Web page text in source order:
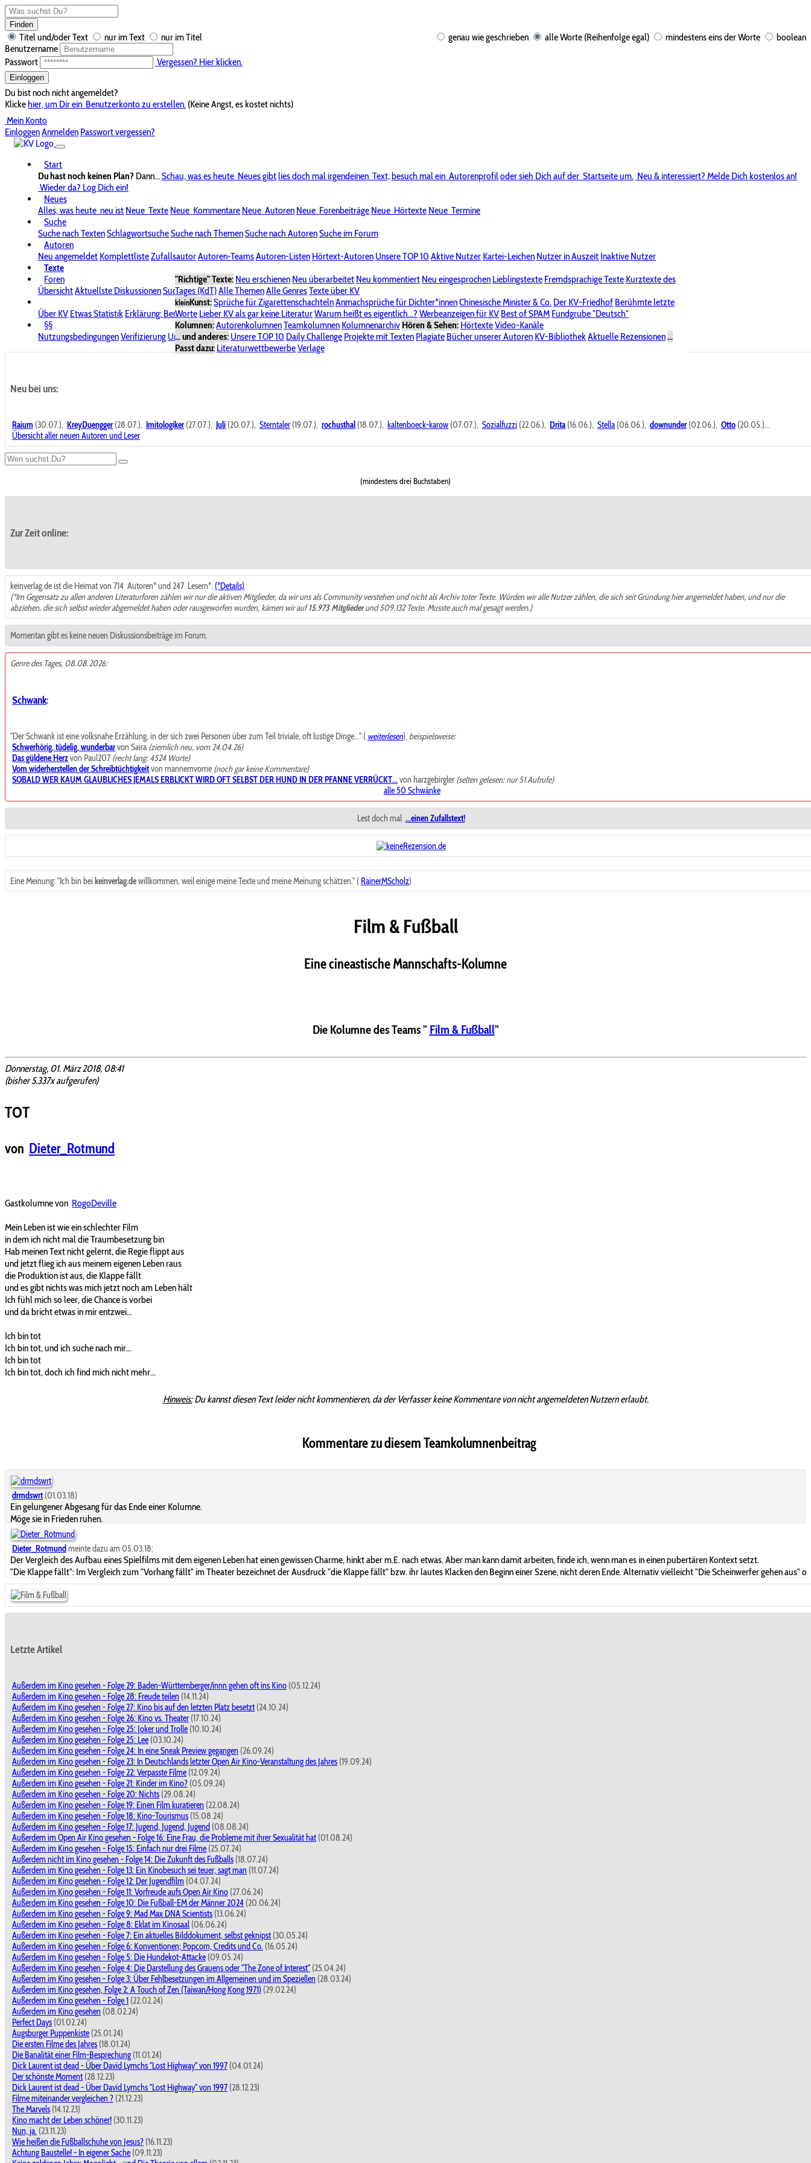
Finden
genau wie geschrieben alle Worte (Reihenfolge egal) mindestens eins der Worte boolean
Titel und/oder Text nur im Text
nur im Titel
Benutzername
Passwort
Vergessen? Hier klicken.
Einloggen
Du bist noch nicht angemeldet?
Klickehier, um Dir ein Benutzerkonto zu erstellen. (Keine Angst, es kostet nichts)
Mein Konto
EinloggenAnmelden Passwort vergessen?
Start
Du hast noch keinen Plan? Dann...Schau, was es heute Neues gibtlies doch mal irgendeinen Text,besuch mal ein Autorenprofiloder sieh Dich auf der Startseite um. Neu & interessiert? Melde Dich kostenlos an!
Wieder da? Log Dich ein!
Neues
Alles, was heute neu ist Neue Texte Neue Kommentare Neue Autoren Neue Forenbeiträge Neue Hörtexte Neue Termine
Suche
Suche nach TextenSchlagwortsucheSuche nach ThemenSuche nach AutorenSuche im Forum
Autoren
Neu angemeldet KomplettlisteZufallsautorAutoren-TeamsAutoren-Listen Hörtext-Autoren Unsere TOP 10 Aktive Nutzer Kartei-Leichen Nutzer in Auszeit Inaktive Nutzer
Texte
"Richtige" Texte: Neu erschienen Neu überarbeitet Neu kommentiert Neu eingesprochen Lieblingstexte Fremdsprachige Texte Kurztexte des
Tages (KdT)Alle ThemenAlle GenresTexte über KV
kleinKunst:Sprüche für ZigarettenschachtelnAnmachsprüche für Dichter*innenChinesische Minister & Co. Der KV-Friedhof Berühmte letzte
Worte Lieber KV als gar keine LiteraturWarum heißt es eigentlich...? Werbeanzeigen für KV Best of SPAM Fundgrube "Deutsch"
Kolumnen:AutorenkolumnenTeamkolumnen Kolumnenarchiv Hören & Sehen: HörtexteVideo-Kanäle
... und anderes: Unsere TOP 10 Daily Challenge Projekte mit Texten Plagiate Bücher unserer Autoren KV-BibliothekAktuelle Rezensionen...
Passt dazu: LiteraturwettbewerbeVerlage
Foren
ÜbersichtAktuellste DiskussionenSuche im ForumBereich "KV-Board"Bereich "Literatur & Schreiberei"
Über KV Etwas Statistik Erklärung: BenutzersymboleSpende für KV Unsere SpenderlisteAlle Wege führen zu KVPasswort vergessen?
§§
NutzungsbedingungenVerifizierung UrheberrechtAvatare & BilderStalkingDatenschutzerklärungImpressum
Neu bei uns:
Raium (30.07.), KreyDuengger(28.07.), Imitologiker(27.07.), Juli (20.07.), Sterntaler (19.07.), rochusthal (18.07.), kaltenboeck-karow (07.07.), Sozialfuzzi (22.06.), Drita (16.06.), Stella (06.06.), downunder(02.06.), Otto (20.05.)...
Übersicht aller neuen Autoren und Leser
(mindestens drei Buchstaben)
Zur Zeit online:
keinverlag.de ist die Heimat von 714 Autoren* und 247 Lesern*. (*Details)
(*Im Gegensatz zu allen anderen Literaturforen zählen wir nur die aktiven Mitglieder, da wir uns als Community verstehen und nicht als Archiv toter Texte. Würden wir alle Nutzer zählen, die sich seit Gründung hier angemeldet haben, und nur die
abziehen, die sich selbst wieder abgemeldet haben oder rausgeworfen wurden, kämen wir auf15.973 Mitgliederund 509.132 Texte. Musste auch mal gesagt werden.)
Momentan gibt es keine neuen Diskussionsbeiträge im Forum.
Genre des Tages, 08.08.2026:
Schwank:
"Der Schwank ist eine volksnahe Erzählung, in der sich zwei Personen über zum Teil triviale, oft lustige Dinge..." ( weiterlesen),beispielsweise:
Schwerhörig, tüdelig, wunderbarvon Saira (ziemlich neu, vom 24.04.26)
Das güldene Herzvon Paul207 (recht lang: 4524 Worte)
Vom widerherstellen der Schreibtüchtigkeitvon mannemvorne (noch gar keine Kommentare)
SOBALD WER KAUM GLAUBLICHES JEMALS ERBLICKT WIRD OFT SELBST DER HUND IN DER PFANNE VERRÜCKT...von harzgebirgler (selten gelesen: nur 51 Aufrufe)
alle 50 Schwänke
Lest doch mal ...einen Zufallstext!
Eine Meinung: "Ich bin bei keinverlag.dewillkommen, weil einige meine Texte und meine Meinung schätzen." ( RainerMScholz)
Film & Fußball
Eine cineastische Mannschafts-Kolumne
Die Kolumne des Teams " Film & Fußball"
Donnerstag, 01. März 2018, 08:41
(bisher 5.337x aufgerufen)
TOT
von Dieter_Rotmund
Gastkolumne von RogoDeville
Mein Leben ist wie ein schlechter Film
in dem ich nicht mal die Traumbesetzung bin
Hab meinen Text nicht gelernt, die Regie flippt aus
und jetzt flieg ich aus meinem eigenen Leben raus
die Produktion ist aus, die Klappe fällt
und es gibt nichts was mich jetzt noch am Leben hält
Ich fühl mich so leer, die Chance is vorbei
und da bricht etwas in mir entzwei...
Ich bin tot
Ich bin tot, und ich suche nach mir...
Ich bin tot
Ich bin tot, doch ich find mich nicht mehr...
Hinweis:Du kannst diesen Text leider nicht kommentieren, da der Verfasser keine Kommentare von nicht angemeldeten Nutzern erlaubt.
Kommentare zu diesem Teamkolumnenbeitrag
drmdswrt (01.03.18)
Ein gelungener Abgesang für das Ende einer Kolumne.
Möge sie in Frieden ruhen.
Dieter_Rotmund meinte dazu am 05.03.18:
Der Vergleich des Aufbau eines Spielfilms mit dem eigenen Leben hat einen gewissen Charme, hinkt aber m.E. nach etwas. Aber man kann damit arbeiten, finde ich, wenn man es in einen pubertären Kontext setzt.
"Die Klappe fällt": Im Vergleich zum "Vorhang fällt" im Theater bezeichnet der Ausdruck "die Klappe fällt" bzw. ihr lautes Klacken den Beginn einer Szene, nicht deren Ende. Alternativ vielleicht "Die Scheinwerfer gehen aus"
Letzte Artikel
Außerdem im Kino gesehen - Folge 29: Baden-Württemberger/innn gehen oft ins Kino (05.12.24)
Außerdem im Kino gesehen - Folge 28: Freude teilen (14.11.24)
Außerdem im Kino gesehen - Folge 27: Kino bis auf den letzten Platz besetzt (24.10.24)
Außerdem im Kino gesehen - Folge 26: Kino vs. Theater (17.10.24)
Außerdem im Kino gesehen - Folge 25: Joker und Trolle (10.10.24)
Außerdem im Kino gesehen - Folge 25: Lee (03.10.24)
Außerdem im Kino gesehen - Folge 24: In eine Sneak Preview gegangen (26.09.24)
Außerdem im Kino gesehen - Folge 23: In Deutschlands letzter Open Air Kino-Veranstaltung des Jahres (19.09.24)
Außerdem im Kino gesehen - Folge 22: Verpasste Filme (12.09.24)
Außerdem im Kino gesehen - Folge 21: Kinder im Kino? (05.09.24)
Außerdem im Kino gesehen - Folge 20: Nichts (29.08.24)
Außerdem im Kino gesehen - Folge 19: Einen Film kuratieren (22.08.24)
Außerdem im Kino gesehen - Folge 18: Kino-Tourismus (15.08.24)
Außerdem im Kino gesehen - Folge 17: Jugend, Jugend, Jugend (08.08.24)
Außerdem im Open Air Kino gesehen - Folge 16: Eine Frau, die Probleme mit ihrer Sexualität hat (01.08.24)
Außerdem im Kino gesehen - Folge 15: Einfach nur drei Filme (25.07.24)
Außerdem nicht im Kino gesehen - Folge 14: Die Zukunft des Fußballs (18.07.24)
Außerdem im Kino gesehen - Folge 13: Ein Kinobesuch sei teuer, sagt man (11.07.24)
Außerdem im Kino gesehen - Folge 12: Der Jugendfilm (04.07.24)
Außerdem im Kino gesehen - Folge 11: Vorfreude aufs Open Air Kino (27.06.24)
Außerdem im Kino gesehen - Folge 10: Die Fußball-EM der Männer 2024 (20.06.24)
Außerdem im Kino gesehen - Folge 9: Mad Max DNA Scientists (13.06.24)
Außerdem im Kino gesehen - Folge 8: Eklat im Kinosaal (06.06.24)
Außerdem im Kino gesehen - Folge 7: Ein aktuelles Bilddokument, selbst geknipst (30.05.24)
Außerdem im Kino gesehen - Folge 6: Konventionen; Popcorn, Credits und Co. (16.05.24)
Außerdem im Kino gesehen - Folge 5: Die Hundekot-Attacke (09.05.24)
Außerdem im Kino gesehen - Folge 4: Die Darstellung des Grauens oder "The Zone of Interest" (25.04.24)
Außerdem im Kino gesehen - Folge 3: Über Fehlbesetzungen im Allgemeinen und im Speziellen (28.03.24)
Außerdem im Kino gesehen, Folge 2: A Touch of Zen (Taiwan/Hong Kong 1971) (29.02.24)
Außerdem im Kino gesehen - Folge 1 (22.02.24)
Außerdem im Kino gesehen (08.02.24)
Perfect Days (01.02.24)
Augsburger Puppenkiste (25.01.24)
Die ersten Filme des Jahres (18.01.24)
Die Banalität einer Film-Besprechung (11.01.24)
Dick Laurent ist dead - Über David Lymchs "Lost Highway" von 1997 (04.01.24)
Der schönste Moment (28.12.23)
Dick Laurent ist dead - Über David Lymchs "Lost Highway" von 1997 (28.12.23)
Filme miteinander vergleichen ? (21.12.23)
The Marvels (14.12.23)
Kino macht der Leben schöner! (30.11.23)
Nun, ja. (23.11.23)
Wie heißen die Fußballschuhe von Jesus? (16.11.23)
Achtung Baustelle! - In eigener Sache (09.11.23)